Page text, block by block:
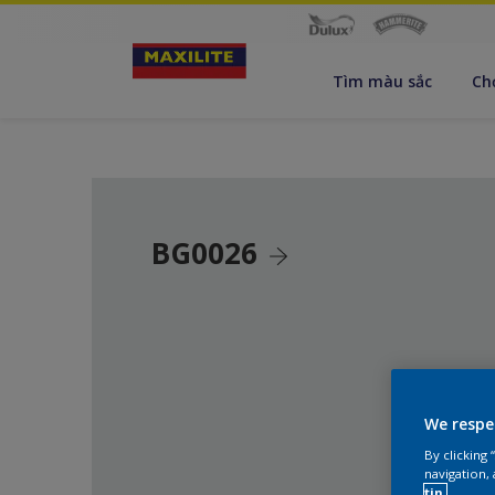
Tìm màu sắc
BG0026
We
By clicking
navigation,